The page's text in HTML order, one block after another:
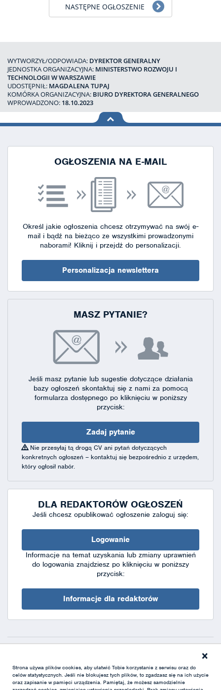
NASTĘPNE OGŁOSZENIE
WYTWORZYŁ/ODPOWIADA: DYREKTOR GENERALNY
JEDNOSTKA ORGANIZACYJNA: MINISTERSTWO ROZWOJU I
TECHNOLOGII W WARSZAWIE
UDOSTĘPNIŁ: MAGDALENA TUPAJ
KOMÓRKA ORGANIZACYJNA: BIURO DYREKTORA GENERALNEGO
WPROWADZONO: 18.10.2023
na górę
OGŁOSZENIA NA E-MAIL
Określ jakie ogłoszenia chcesz otrzymywać na swój e-
mail i bądź na bieżąco ze wszystkimi prowadzonymi
naborami! Kliknij i przejdź do personalizacji.
Personalizacja newslettera
MASZ PYTANIE?
Jeśli masz pytanie lub sugestie dotyczące działania
bazy ogłoszeń skontaktuj się z nami za pomocą
formularza dostępnegopo kliknięciu w poniższy
przycisk:
Zadaj pytanie
Nie przesyłaj tą drogą CV ani pytań dotyczących
konkretnych ogłoszeń – kontaktuj się bezpośrednio z urzędem,
który ogłosił nabór.
DLA REDAKTORÓW OGŁOSZEŃ
Jeśli chcesz opublikować ogłoszenie zaloguj się:
Logowanie
Informacje na temat uzyskania lub zmiany uprawnień
do logowania znajdziesz po kliknięciu w poniższy
przycisk:
Informacje dla redaktorów
XML
Strona używa plików cookies, aby ułatwić Tobie korzystanie z serwisu oraz do
celów statystycznych. Jeśli nie blokujesz tych plików, to zgadzasz się na ich użycie
oraz zapisanie w pamięci urządzenia. Pamiętaj, że możesz samodzielnie
×